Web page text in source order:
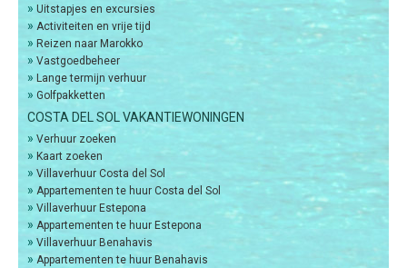
» Uitstapjes en excursies
» Activiteiten en vrije tijd
» Reizen naar Marokko
» Vastgoedbeheer
» Lange termijn verhuur
» Golfpakketten
COSTA DEL SOL VAKANTIEWONINGEN
» Verhuur zoeken
» Kaart zoeken
» Villaverhuur Costa del Sol
» Appartementen te huur Costa del Sol
» Villaverhuur Estepona
» Appartementen te huur Estepona
» Villaverhuur Benahavis
» Appartementen te huur Benahavis